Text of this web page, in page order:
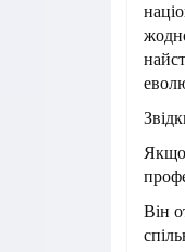
Якщо
Він